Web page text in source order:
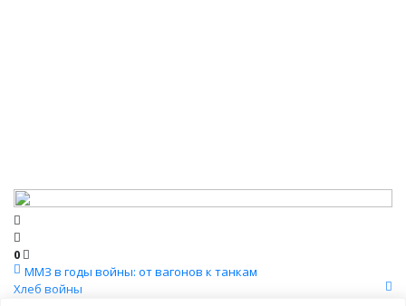
0
ММЗ в годы войны: от вагонов к танкам
Хлеб войны